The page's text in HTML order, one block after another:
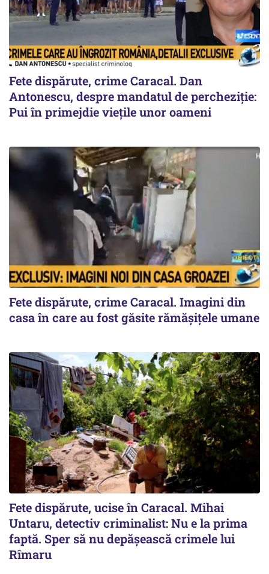
Fete dispărute, crime Caracal. Dan
Antonescu, despre mandatul de percheziție:
Pui în primejdie vieţile unor oameni
Fete dispărute, crime Caracal. Imagini din
casa în care au fost găsite rămășițele umane
Fete dispărute, ucise în Caracal. Mihai
Untaru, detectiv criminalist: Nu e la prima
faptă. Sper să nu depășească crimele lui
Rîmaru